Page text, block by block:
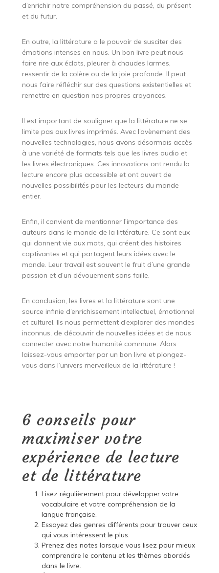
d’enrichir notre compréhension du passé, du présent
et du futur.
En outre, la littérature a le pouvoir de susciter des
émotions intenses en nous. Un bon livre peut nous
faire rire aux éclats, pleurer à chaudes larmes,
ressentir de la colère ou de la joie profonde. Il peut
nous faire réfléchir sur des questions existentielles et
remettre en question nos propres croyances.
Il est important de souligner que la littérature ne se
limite pas aux livres imprimés. Avec l’avènement des
nouvelles technologies, nous avons désormais accès
à une variété de formats tels que les livres audio et
les livres électroniques. Ces innovations ont rendu la
lecture encore plus accessible et ont ouvert de
nouvelles possibilités pour les lecteurs du monde
entier.
Enfin, il convient de mentionner l’importance des
auteurs dans le monde de la littérature. Ce sont eux
qui donnent vie aux mots, qui créent des histoires
captivantes et qui partagent leurs idées avec le
monde. Leur travail est souvent le fruit d’une grande
passion et d’un dévouement sans faille.
En conclusion, les livres et la littérature sont une
source infinie d’enrichissement intellectuel, émotionnel
et culturel. Ils nous permettent d’explorer des mondes
inconnus, de découvrir de nouvelles idées et de nous
connecter avec notre humanité commune. Alors
laissez-vous emporter par un bon livre et plongez-
vous dans l’univers merveilleux de la littérature !
6 conseils pour
maximiser votre
expérience de lecture
et de littérature
Lisez régulièrement pour développer votre
vocabulaire et votre compréhension de la
langue française.
Essayez des genres différents pour trouver ceux
qui vous intéressent le plus.
Prenez des notes lorsque vous lisez pour mieux
comprendre le contenu et les thèmes abordés
dans le livre.